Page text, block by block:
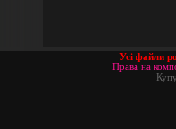
Усі файли
Права на